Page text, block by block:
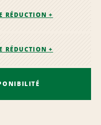
RÉDUCTION +
RÉDUCTION +